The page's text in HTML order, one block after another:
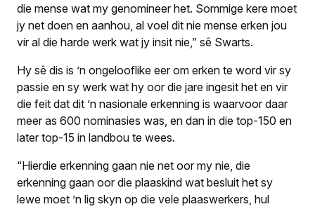
die mense wat my genomineer het. Sommige kere moet
jy net doen en aanhou, al voel dit nie mense erken jou
vir al die harde werk wat jy insit nie,” sê Swarts.
Hy sê dis is ’n ongelooflike eer om erken te word vir sy
passie en sy werk wat hy oor die jare ingesit het en vir
die feit dat dit ’n nasionale erkenning is waarvoor daar
meer as 600 nominasies was, en dan in die top-150 en
later top-15 in landbou te wees.
“Hierdie erkenning gaan nie net oor my nie, die
erkenning gaan oor die plaaskind wat besluit het sy
lewe moet ’n lig skyn op die vele plaaswerkers, hul